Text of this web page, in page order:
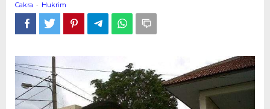
50
2020
Cakra - Hukrim